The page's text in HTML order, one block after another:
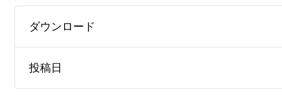
ダウンロード
投稿日